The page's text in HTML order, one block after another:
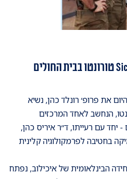
ביקור נשיא ומנכ״ל SickKids טורונטו בבית החולים
את פרופ׳ רונלד כהן, נשיא
הנחשב לאחד המרכזים
יחד עם רעייתו, ד״ר איריס כהן,
בחטיבה לפרמקולוגיה קלינית
הבינלאומית של איכילוב, נפתח